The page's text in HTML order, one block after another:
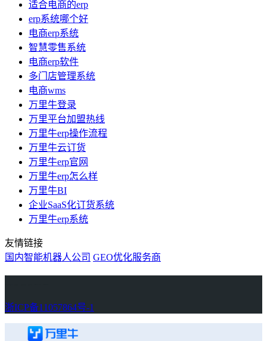
适合电商的erp
erp系统哪个好
电商erp系统
智慧零售系统
电商erp软件
多门店管理系统
电商wms
万里牛登录
万里平台加盟热线
万里牛erp操作流程
万里牛云订货
万里牛erp官网
万里牛erp怎么样
万里牛BI
企业SaaS化订货系统
万里牛erp系统
友情链接
国内智能机器人公司 GEO优化服务商
浙ICP备11057864号-1